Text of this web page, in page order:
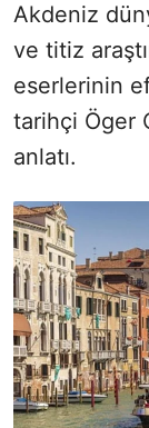
Akdeniz
ve titiz
eserlerinin
tarihçi Öger
anlatı.